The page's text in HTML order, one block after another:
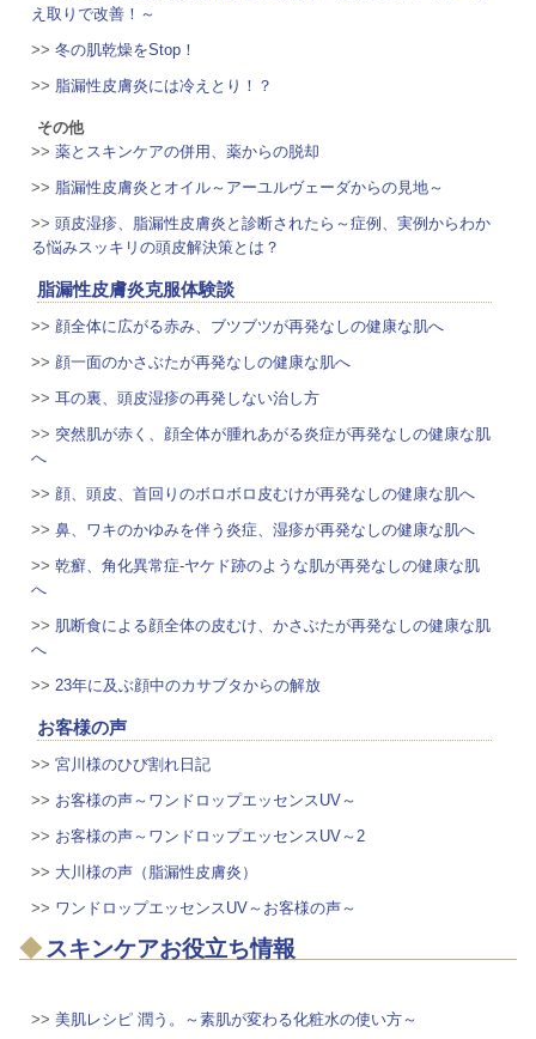
え取りで改善！～
>>冬の肌乾燥をStop！
>> 脂漏性皮膚炎には冷えとり！？
その他
>>薬とスキンケアの併用、薬からの脱却
>> 脂漏性皮膚炎とオイル～アーユルヴェーダからの見地～
>>頭皮湿疹、脂漏性皮膚炎と診断されたら～症例、実例からわか
る悩みスッキリの頭皮解決策とは？
脂漏性皮膚炎克服体験談
>> 顔全体に広がる赤み、ブツブツが再発なしの健康な肌へ
>> 顔一面のかさぶたが再発なしの健康な肌へ
>>耳の裏、頭皮湿疹の再発しない治し方
>> 突然肌が赤く、顔全体が腫れあがる炎症が再発なしの健康な肌
へ
>> 顔、頭皮、首回りのボロボロ皮むけが再発なしの健康な肌へ
>>鼻、ワキのかゆみを伴う炎症、湿疹が再発なしの健康な肌へ
>>乾癬、角化異常症-ヤケド跡のような肌が再発なしの健康な肌
へ
>> 肌断食による顔全体の皮むけ、かさぶたが再発なしの健康な肌
へ
>> 23年に及ぶ顔中のカサブタからの解放
お客様の声
>>宮川様のひび割れ日記
>> お客様の声～ワンドロップエッセンスUV～
>> お客様の声～ワンドロップエッセンスUV～2
>> 大川様の声（脂漏性皮膚炎）
>> ワンドロップエッセンスUV～お客様の声～
スキンケアお役立ち情報
>>美肌レシピ 潤う。～素肌が変わる化粧水の使い方～